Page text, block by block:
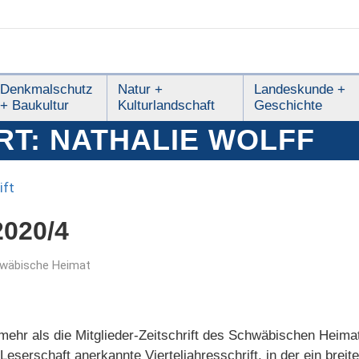
Denkmalschutz
+ Baukultur
Natur +
Kulturlandschaft
Landeskunde +
Geschichte
NATHALIE WOLFF
4
Heimat
als die Mitglieder-Zeitschrift des Schwäbischen
anerkannte Vierteljahresschrift, in der ein